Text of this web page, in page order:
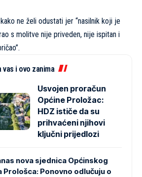
ne želi odustati jer “nasilnik koji je
s molitve nije priveden, nije ispitan i
vas i ovo zanima
Usvojen proračun
Općine Proložac:
HDZ ističe da su
prihvaćeni njihovi
ključni prijedlozi
nova sjednica Općinskog
Prološca: Ponovno odlučuju o